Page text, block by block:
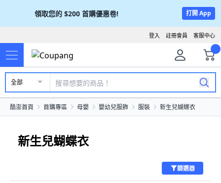
領取您的 $200 首購優惠卷! 打開 App
客服中心
註冊會員
登入
全部
酷澎首頁 首購專區 母嬰 嬰幼兒服飾 服裝 新生兒蝴蝶衣
新生兒蝴蝶衣
篩選器